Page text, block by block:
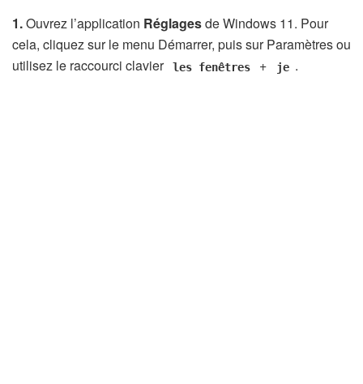
1.Ouvrez l’application Réglagesde Windows 11. Pour
cela, cliquez sur le menu Démarrer, puis sur Paramètres ou
utilisez le raccourci clavier
les fenêtres + je .